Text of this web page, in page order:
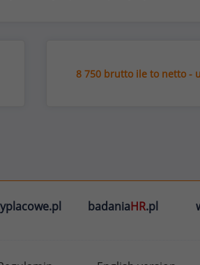
8 750 brutto ile to netto -
badaniaHR.pl